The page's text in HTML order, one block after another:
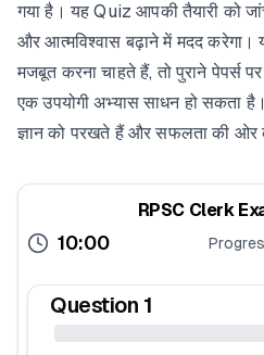
गया है। यह Quiz आपकी तैयारी को
और आत्मविश्वास बढ़ाने में मदद करेगा।
मजबूत करना चाहते हैं, तो पुराने पेपर्स
एक उपयोगी अभ्यास साधन हो सकता
ज्ञान को परखते हैं और सफलता की ओर
RPSC Clerk
10:00
Question 1